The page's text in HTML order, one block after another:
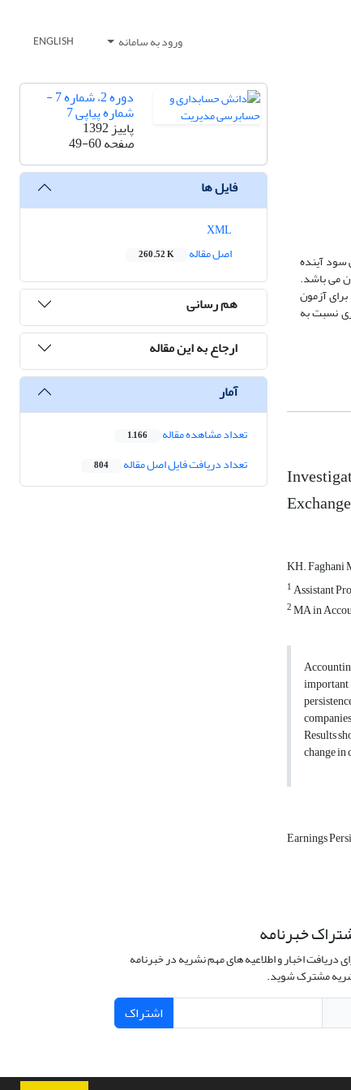
ورود به سامانه ENGLISH
سود آینده
می باشد.
تا 1389 مورد استفاده قرار گرفت. برای آزمون
نسبت به
KH. Faghani
1Assistant
2MA in
Results
change in
Earnings
دوره 2، شماره 7 -
شماره پیاپی 7
پاییز 1392
صفحه49-60
فایل ها
اصل مقاله
260.52 K
هم رسانی
ارجاع به این مقاله
آمار
تعداد مشاهده مقاله 1,166
تعداد دریافت فایل اصل مقاله 804
خبرنامه
دریافت اخبار و اطلاعیه های مهم نشریه در خبرنامه
مشترک شوید.
اشتراک